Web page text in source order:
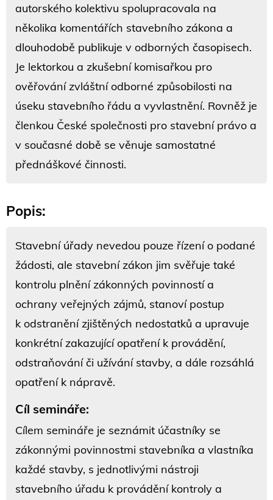
autorského kolektivu spolupracovala na
několika komentářích stavebního zákona a
dlouhodobě publikuje v odborných časopisech.
Je lektorkou a zkušební komisařkou pro
ověřování zvláštní odborné způsobilosti na
úseku stavebního řádu a vyvlastnění. Rovněž je
členkou České společnosti pro stavební právo a
v současné době se věnuje samostatné
přednáškové činnosti.
Popis:
Stavební úřady nevedou pouze řízení o podané
žádosti, ale stavební zákon jim svěřuje také
kontrolu plnění zákonných povinností a
ochrany veřejných zájmů, stanoví postup
k odstranění zjištěných nedostatků a upravuje
konkrétní zakazující opatření k provádění,
odstraňování či užívání stavby, a dále rozsáhlá
opatření k nápravě.
Cíl semináře:
Cílem semináře je seznámit účastníky se
zákonnými povinnostmi stavebníka a vlastníka
každé stavby, s jednotlivými nástroji
stavebního úřadu k provádění kontroly a